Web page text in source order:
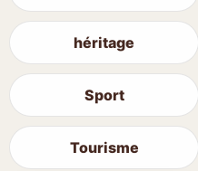
héritage
Sport
Tourisme